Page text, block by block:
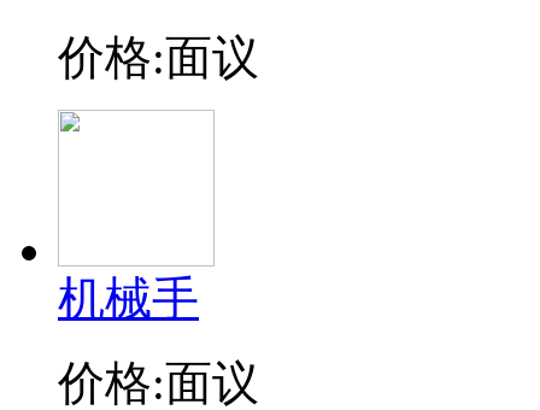
价格:面议
机械手
价格:面议